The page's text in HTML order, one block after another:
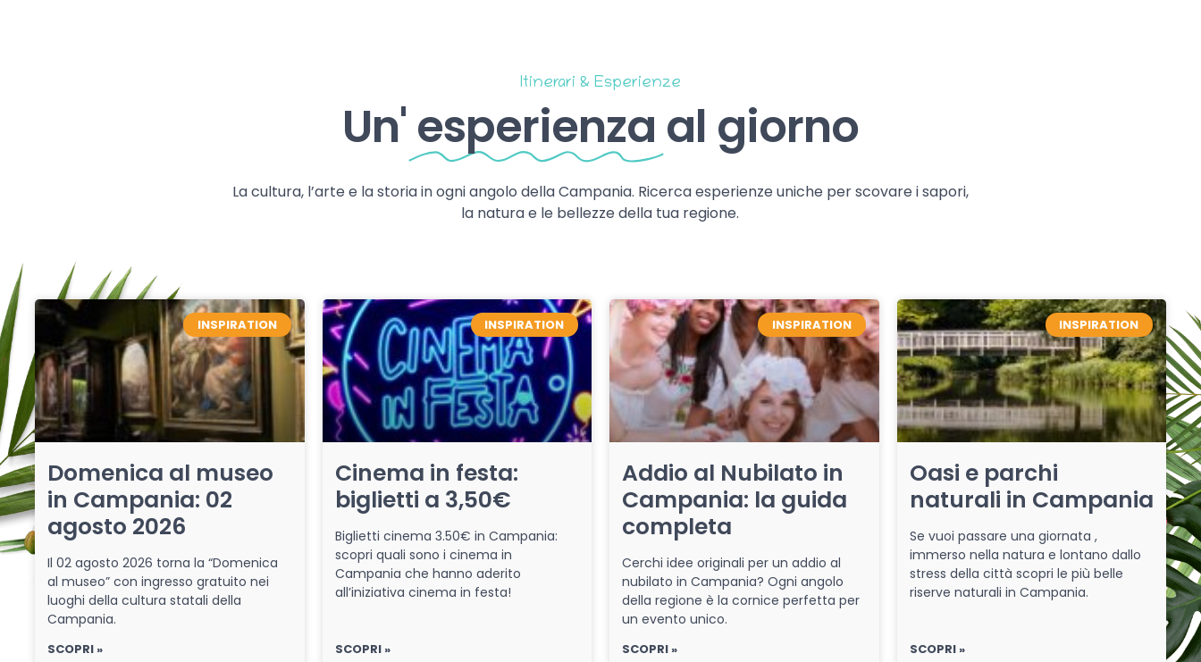
Itinerari & Esperienze
Un' esperienza al giorno
La cultura, l’arte e la storia in ogni angolo della Campania. Ricerca esperienze uniche per scovare i sapori,
la natura e le bellezze della tua regione.
INSPIRATION
Domenica al museo
in Campania: 02
agosto 2026
Il 02 agosto 2026 torna la “Domenica
al museo” con ingresso gratuito nei
luoghi della cultura statali della
Campania.
SCOPRI »
INSPIRATION
Cinema in festa:
biglietti a 3,50€
Biglietti cinema 3.50€ in Campania:
scopri quali sono i cinema in
Campania che hanno aderito
all’iniziativa cinema in festa!
SCOPRI »
INSPIRATION
Addio al Nubilato in
Campania: la guida
completa
Cerchi idee originali per un addio al
nubilato in Campania? Ogni angolo
della regione è la cornice perfetta per
un evento unico.
SCOPRI »
INSPIRATION
Oasi e parchi
naturali in Campania
Se vuoi passare una giornata ,
immerso nella natura e lontano dallo
stress della città scopri le più belle
riserve naturali in Campania.
SCOPRI »